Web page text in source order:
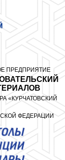
ПРЕДПРИЯТИЕ
«КУРЧАТОВСКИЙ
ФЕДЕРАЦИИ